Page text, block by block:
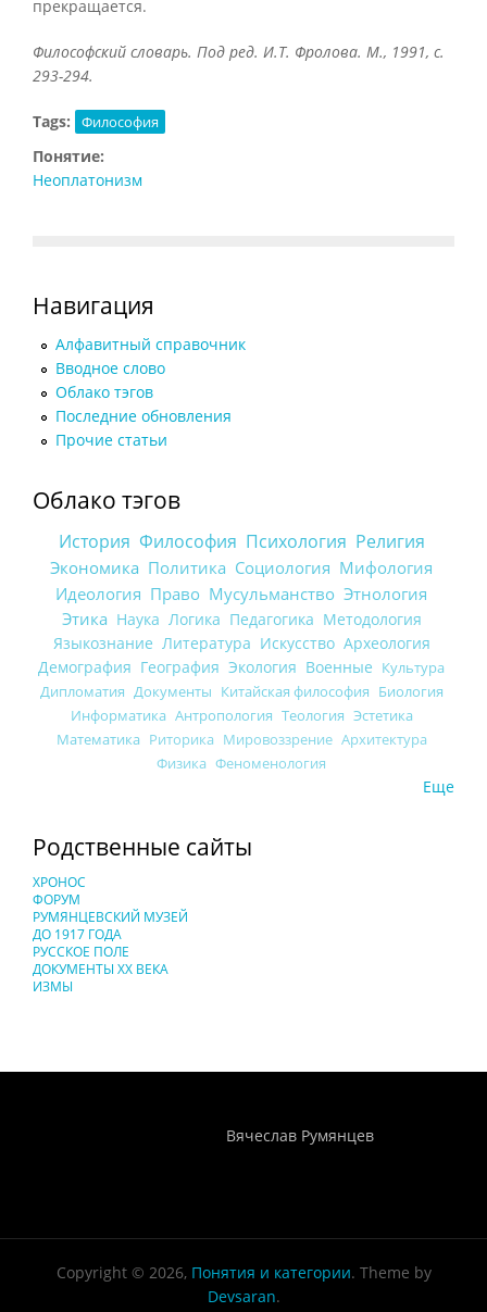
прекращается.
Философский словарь. Под ред. И.Т. Фролова. М., 1991, с.
293-294.
Tags: Философия
Понятие:
Неоплатонизм
Навигация
Алфавитный справочник
Вводное слово
Облако тэгов
Последние обновления
Прочие статьи
Облако тэгов
История Философия Психология Религия
Экономика Политика Социология Мифология
Идеология Право Мусульманство Этнология
Этика Наука Логика Педагогика Методология
Языкознание Литература Искусство Археология
Демография География Экология Военные Культура
Дипломатия Документы Китайская философия Биология
Информатика Антропология Теология Эстетика
Математика Риторика Мировоззрение Архитектура
Физика Феноменология
Еще
Родственные сайты
ХРОНОС
ФОРУМ
РУМЯНЦЕВСКИЙ МУЗЕЙ
ДО 1917 ГОДА
РУССКОЕ ПОЛЕ
ДОКУМЕНТЫ XX ВЕКА
ИЗМЫ
Вячеслав Румянцев
Copyright © 2026, Понятия и категории. Theme by
Devsaran.